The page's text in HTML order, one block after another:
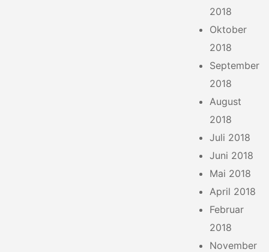
2018
Oktober
2018
September
2018
August
2018
Juli 2018
Juni 2018
Mai 2018
April 2018
Februar
2018
November